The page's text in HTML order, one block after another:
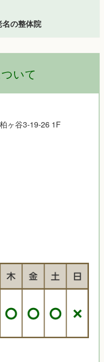
の整体院
いて
ヶ谷3-19-26 1F